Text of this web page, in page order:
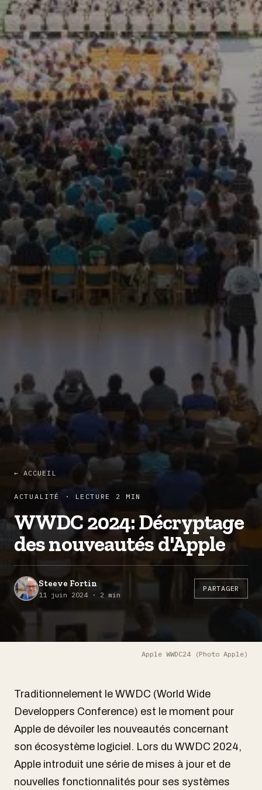
← ACCUEIL
ACTUALITÉ · LECTURE 2 MIN
WWDC 2024: Décryptage
des nouveautés d'Apple
Steeve Fortin
11 juin 2024 · 2 min
PARTAGER
Apple WWDC24 (Photo Apple)
Traditionnelement le WWDC (World Wide
Developpers Conference) est le moment pour
Apple de dévoiler les nouveautés concernant
son écosystème logiciel. Lors du WWDC 2024,
Apple introduit une série de mises à jour et de
nouvelles fonctionnalités pour ses systèmes